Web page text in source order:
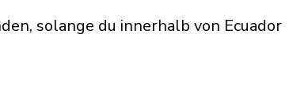
solange du innerhalb von Ecuador